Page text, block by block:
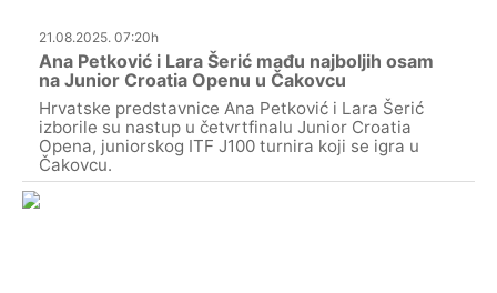
21.08.2025. 07:20h
Ana Petković i Lara Šerić mađu najboljih osam
na Junior Croatia Openu u Čakovcu
Hrvatske predstavnice Ana Petković i Lara Šerić
izborile su nastup u četvrtfinalu Junior Croatia
Opena, juniorskog ITF J100 turnira koji se igra u
Čakovcu.